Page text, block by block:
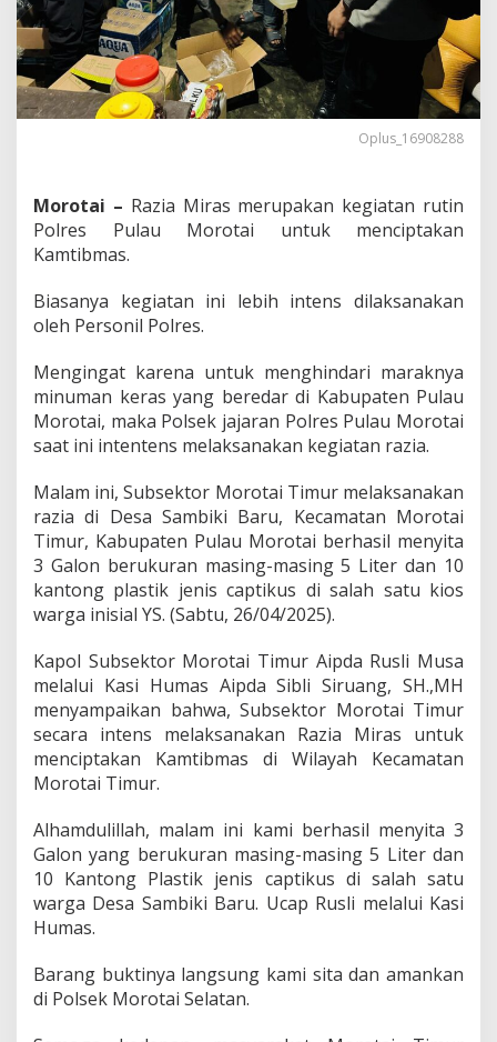
e
k
t
o
M
a
i
u
m
n
k
a
2
5
L
i
t
e
r
C
p
T
k
u
s
Oplus_16908288
Morotai – Razia Miras merupakan kegiatan rutin
Polres Pulau Morotai untuk menciptakan
Kamtibmas.
Biasanya kegiatan ini lebih intens dilaksanakan
oleh Personil Polres.
Mengingat karena untuk menghindari maraknya
minuman keras yang beredar di Kabupaten Pulau
Morotai, maka Polsek jajaran Polres Pulau Morotai
saat ini intentens melaksanakan kegiatan razia.
Malam ini, Subsektor Morotai Timur melaksanakan
razia di Desa Sambiki Baru, Kecamatan Morotai
Timur, Kabupaten Pulau Morotai berhasil menyita
3 Galon berukuran masing-masing 5 Liter dan 10
kantong plastik jenis captikus di salah satu kios
warga inisial YS. (Sabtu, 26/04/2025).
Kapol Subsektor Morotai Timur Aipda Rusli Musa
melalui Kasi Humas Aipda Sibli Siruang, SH.,MH
menyampaikan bahwa, Subsektor Morotai Timur
secara intens melaksanakan Razia Miras untuk
menciptakan Kamtibmas di Wilayah Kecamatan
Morotai Timur.
Alhamdulillah, malam ini kami berhasil menyita 3
Galon yang berukuran masing-masing 5 Liter dan
10 Kantong Plastik jenis captikus di salah satu
warga Desa Sambiki Baru. Ucap Rusli melalui Kasi
Humas.
Barang buktinya langsung kami sita dan amankan
di Polsek Morotai Selatan.